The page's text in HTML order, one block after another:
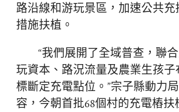
路沿線和游玩景區，加速公共
措施扶植。
“我們展開了全域普查，聯
玩資本、路況流量及農業生孩子
標斷定充電點位。”宗子縣動力
容，今朝首批68個村的充電樁扶